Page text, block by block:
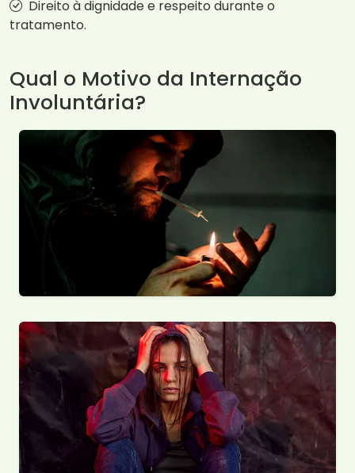
Direito à dignidade e respeito durante o
tratamento.
Qual o Motivo da Internação
Involuntária?